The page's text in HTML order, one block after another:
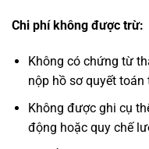
Chi phí không được trừ:
Không có chứng từ
nộp hồ sơ quyết
Không được ghi cụ
động hoặc quy chế